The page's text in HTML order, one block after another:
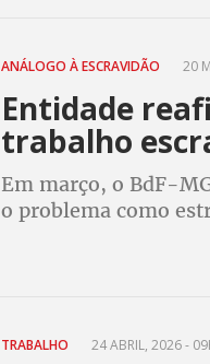
ANÁLOGO À ESCRAVIDÃO 20
Entidade
trabalho
Em março, o BdF-
o problema como
TRABALHO 24 ABRIL, 2026 -